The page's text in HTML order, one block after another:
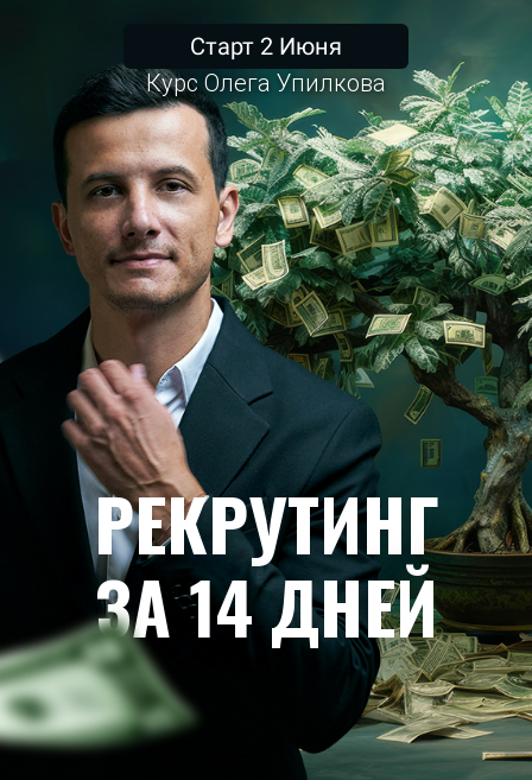
Курс Олега Упилкова
Старт 2 Июня
РЕКРУТИНГ
ЗА 14 ДНЕЙ